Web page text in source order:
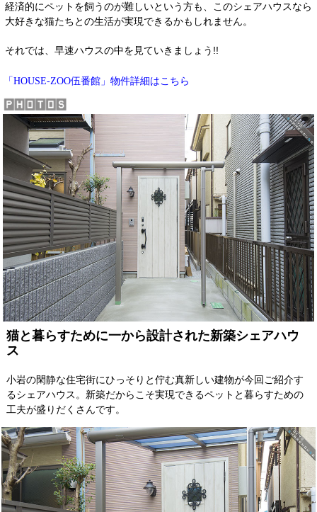
経済的にペットを飼うのが難しいという方も、このシェアハウスなら
大好きな猫たちとの生活が実現できるかもしれません。
それでは、早速ハウスの中を見ていきましょう!!
「HOUSE-ZOO伍番館」 物件詳細はこちら
猫と暮らすために一から設計された新築シェアハウ
ス
小岩の閑静な住宅街にひっそりと佇む真新しい建物が今回ご紹介す
るシェアハウス。新築だからこそ実現できるペットと暮らすための
工夫が盛りだくさんです。